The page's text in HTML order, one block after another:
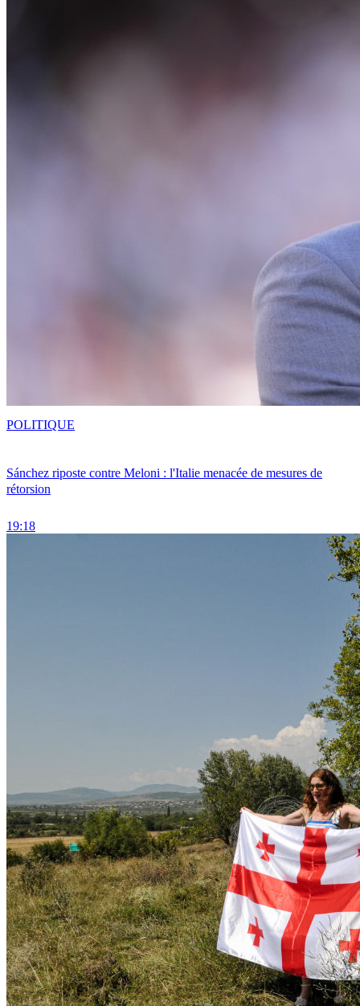
Sánchez riposte contre Meloni : l'Italie menacée de mesures de
rétorsion
19:18
POLITIQUE